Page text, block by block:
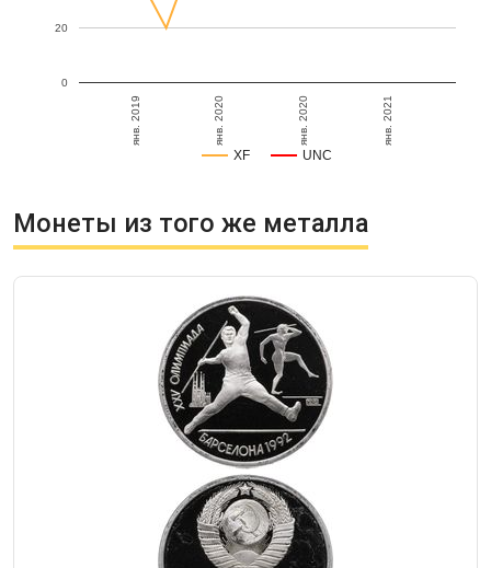
XF UNC
янв. 2019 янв. 2020 янв. 2020 янв. 2021
0
20
Монеты из того же металла